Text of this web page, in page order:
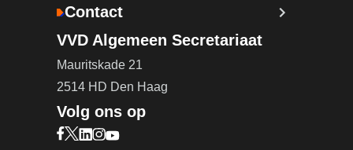
Contact
VVD Algemeen Secretariaat
Mauritskade 21
2514 HD Den Haag
Volg ons op
Bezoek onze Facebook pagina (opent in nieuw
Bezoek onze X pagina (opent in nieuw tabblad)
Bezoek onze LinkedIn pagina (opent in nieuw
Bezoek onze Instagram pagina (opent in
Bezoek onze YouTube pagina (opent in